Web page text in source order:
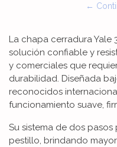
←
La chapa cerradura Yale
solución confiable y
y comerciales que
durabilidad. Diseñada
reconocidos
funcionamiento suave,
Su sistema de dos
pestillo, brindando